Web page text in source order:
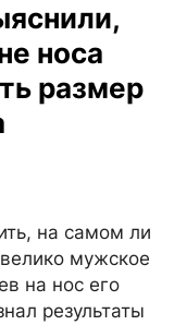
носа
размер
на самом ли
мужское
на нос его
результаты